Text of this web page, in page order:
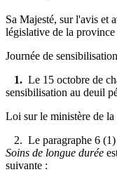
Sa Majesté, sur l'avis et
législative de la
Journée de
1. Le 15 octobre de
sensibilisation au deuil
Loi sur le ministère de la
2. Le paragraphe 6 (1)
Soins de longue durée
suivante :